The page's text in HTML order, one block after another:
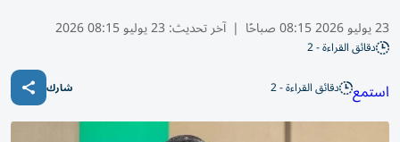
23 يوليو 2026 08:15 صباحًا | آخر تحديث: 23 يوليو 08:15 2026
دقائق القراءة - 2
استمع دقائق القراءة - 2 شارك